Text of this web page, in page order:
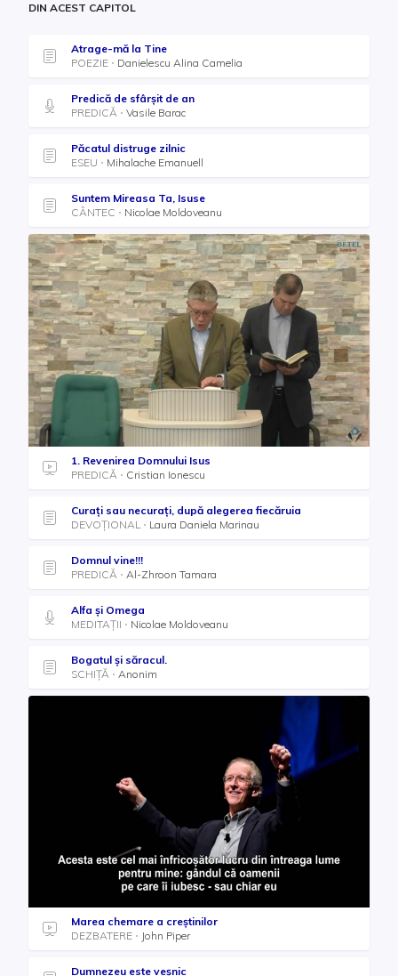
DIN ACEST CAPITOL
Atrage-mă la Tine
POEZIE
Danielescu Alina Camelia
Predică de sfârșit de an
PREDICĂ
Vasile Barac
Păcatul distruge zilnic
ESEU
Mihalache Emanuell
Suntem Mireasa Ta, Isuse
CÂNTEC
Nicolae Moldoveanu
1. Revenirea Domnului Isus
PREDICĂ
Cristian Ionescu
Curați sau necurați, după alegerea fiecăruia
DEVOȚIONAL
Laura Daniela Marinau
Domnul vine!!!
PREDICĂ
Al-Zhroon Tamara
Alfa și Omega
MEDITAȚII
Nicolae Moldoveanu
Bogatul şi săracul.
SCHIȚĂ
Anonim
Marea chemare a creștinilor
DEZBATERE
John Piper
Dumnezeu este veșnic